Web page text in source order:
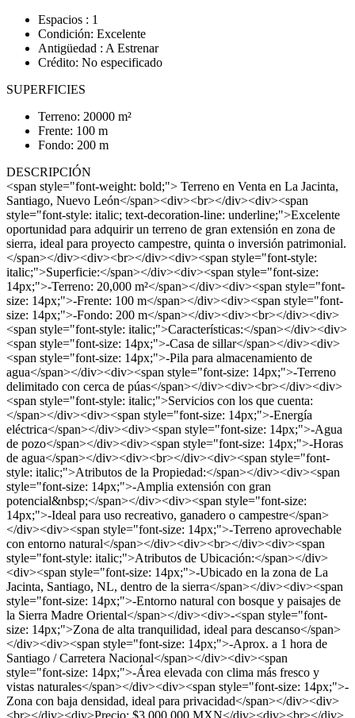
Espacios : 1
Condición: Excelente
Antigüedad : A Estrenar
Crédito: No especificado
SUPERFICIES
Terreno: 20000 m²
Frente: 100 m
Fondo: 200 m
DESCRIPCIÓN
<span style="font-weight: bold;"> Terreno en Venta en La Jacinta,
Santiago, Nuevo León</span><div><br></div><div><span
style="font-style: italic; text-decoration-line: underline;">Excelente
oportunidad para adquirir un terreno de gran extensión en zona de
sierra, ideal para proyecto campestre, quinta o inversión patrimonial.
</span></div><div><br></div><div><span style="font-style:
italic;">Superficie:</span></div><div><span style="font-size:
14px;">-Terreno: 20,000 m²</span></div><div><span style="font-
size: 14px;">-Frente: 100 m</span></div><div><span style="font-
size: 14px;">-Fondo: 200 m</span></div><div><br></div><div>
<span style="font-style: italic;">Características:</span></div><div>
<span style="font-size: 14px;">-Casa de sillar</span></div><div>
<span style="font-size: 14px;">-Pila para almacenamiento de
agua</span></div><div><span style="font-size: 14px;">-Terreno
delimitado con cerca de púas</span></div><div><br></div><div>
<span style="font-style: italic;">Servicios con los que cuenta:
</span></div><div><span style="font-size: 14px;">-Energía
eléctrica</span></div><div><span style="font-size: 14px;">-Agua
de pozo</span></div><div><span style="font-size: 14px;">-Horas
de agua</span></div><div><br></div><div><span style="font-
style: italic;">Atributos de la Propiedad:</span></div><div><span
style="font-size: 14px;">-Amplia extensión con gran
potencial&nbsp;</span></div><div><span style="font-size:
14px;">-Ideal para uso recreativo, ganadero o campestre</span>
</div><div><span style="font-size: 14px;">-Terreno aprovechable
con entorno natural</span></div><div><br></div><div><span
style="font-style: italic;">Atributos de Ubicación:</span></div>
<div><span style="font-size: 14px;">-Ubicado en la zona de La
Jacinta, Santiago, NL, dentro de la sierra</span></div><div><span
style="font-size: 14px;">-Entorno natural con bosque y paisajes de
la Sierra Madre Oriental</span></div><div>-<span style="font-
size: 14px;">Zona de alta tranquilidad, ideal para descanso</span>
</div><div><span style="font-size: 14px;">-Aprox. a 1 hora de
Santiago / Carretera Nacional</span></div><div><span
style="font-size: 14px;">-Área elevada con clima más fresco y
vistas naturales</span></div><div><span style="font-size: 14px;">-
Zona con baja densidad, ideal para privacidad</span></div><div>
<br></div><div>Precio: $3,000,000 MXN</div><div><br></div>